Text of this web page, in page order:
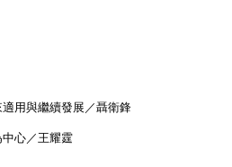
用與繼續發展／聶衛鋒
心／王耀霆